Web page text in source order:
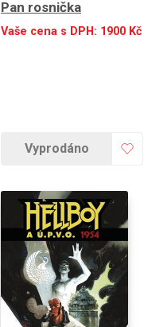
Pan rosnička
Vaše cena s DPH: 1900 Kč
Vyprodáno